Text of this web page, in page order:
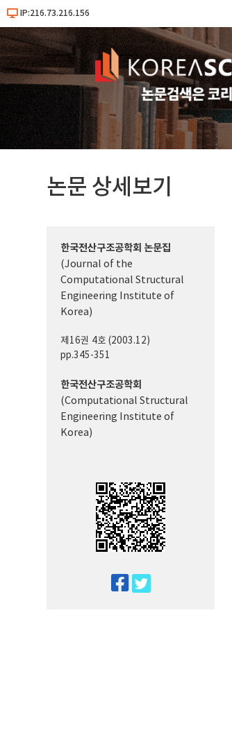
IP:216.73.216.156
논문 상세보기
한국전산구조공학회 논문집
(Journal of the
Computational Structural
Engineering Institute of
Korea)
제16권 4호 (2003.12)
pp.345-351
한국전산구조공학회
(Computational Structural
Engineering Institute of
Korea)